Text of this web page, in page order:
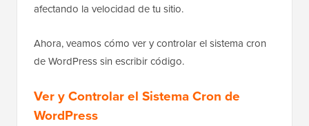
afectando la velocidad de tu sitio.
Ahora, veamos cómo ver y controlar el sistema cron
de WordPress sin escribir código.
Ver y Controlar el Sistema Cron de
WordPress